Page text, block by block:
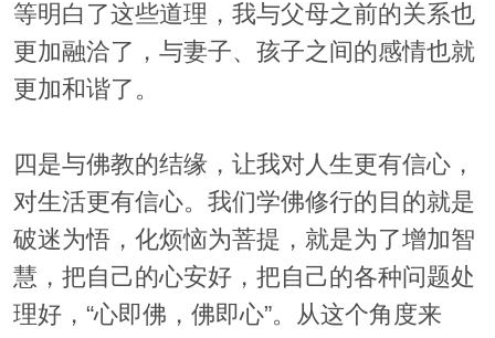
等明白了这些道理，我与父母之前的关系也
更加融洽了，与妻子、孩子之间的感情也就
更加和谐了。
四是与佛教的结缘，让我对人生更有信心，
对生活更有信心。我们学佛修行的目的就是
破迷为悟，化烦恼为菩提，就是为了增加智
慧，把自己的心安好，把自己的各种问题处
理好，“心即佛，佛即心”。从这个角度来